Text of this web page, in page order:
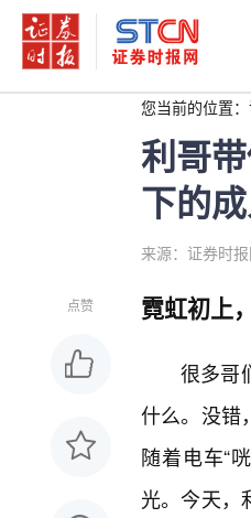
您当前的位置：
利哥
下的
来源：证券时
点赞 霓虹初上
很多哥
什么。没错
随着电车“
光。今天